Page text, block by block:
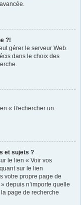
?!
gérer le serveur Web.
dans le choix des
« Rechercher un
et sujets ?
le lien « Voir vos
sur le lien
votre propre page de
depuis n’importe quelle
page de recherche